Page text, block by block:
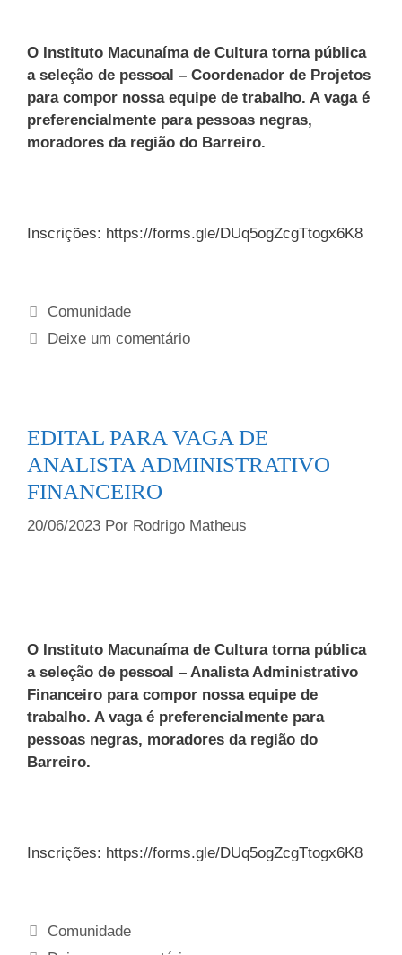
O Instituto Macunaíma de Cultura torna pública
a seleção de pessoal – Coordenador de Projetos
para compor nossa equipe de trabalho. A vaga é
preferencialmente para pessoas negras,
moradores da região do Barreiro.
Inscrições: https://forms.gle/DUq5ogZcgTtogx6K8
Comunidade
Deixe um comentário
EDITAL PARA VAGA DE
ANALISTA ADMINISTRATIVO
FINANCEIRO
20/06/2023 Por Rodrigo Matheus
O Instituto Macunaíma de Cultura torna pública
a seleção de pessoal – Analista Administrativo
Financeiro para compor nossa equipe de
trabalho. A vaga é preferencialmente para
pessoas negras, moradores da região do
Barreiro.
Inscrições: https://forms.gle/DUq5ogZcgTtogx6K8
Comunidade